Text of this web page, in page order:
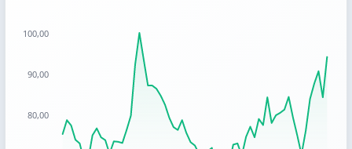
Chart with 63 data points.
The chart has 1 X axis displaying categories.
The chart has 1 Y axis displaying values. Data ranges from
80,00
90,00
100,00